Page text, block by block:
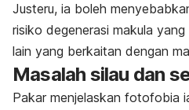
Justeru, ia boleh
risiko degenerasi makula
lain yang berkaitan dengan
Masalah silau dan
Pakar menjelaskan fotofobia